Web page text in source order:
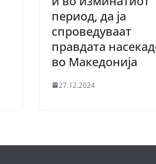
период, да ја
спроведуваат
правдата
во Македонија
27.12.2024